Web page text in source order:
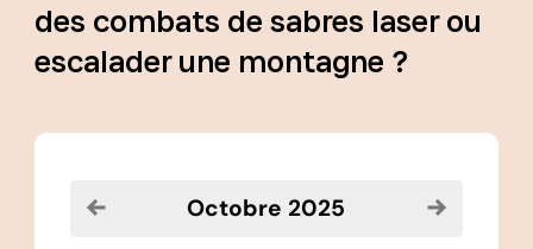
des combats de sabres laser ou
escalader une montagne ?
Voir le mois précédentoctobre 2025